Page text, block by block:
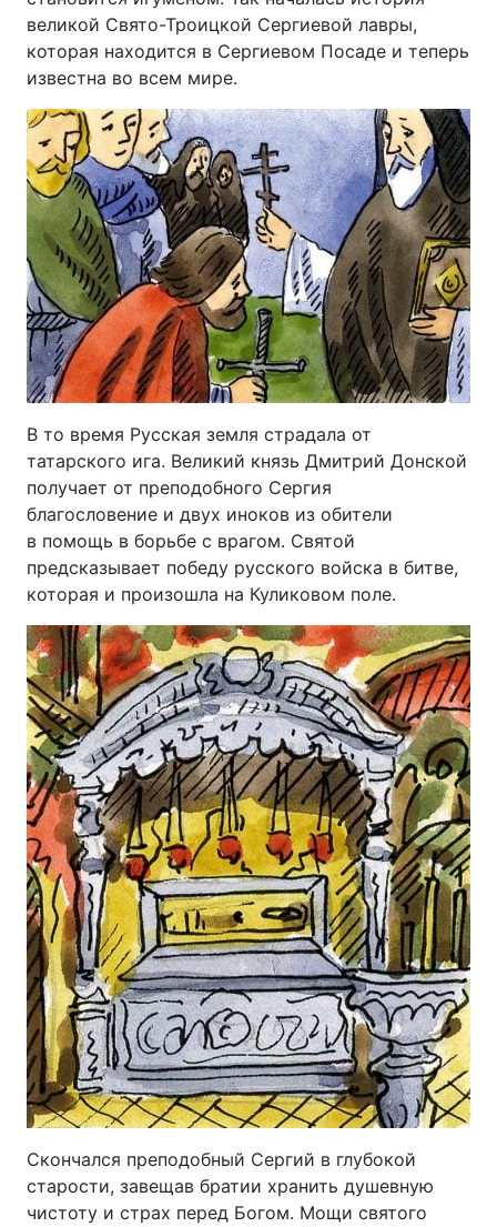
великой Свято-Троицкой Сергиевой лавры,
которая находится в Сергиевом Посаде и теперь
известна во всем мире.
В то время Русская земля страдала от
татарского ига. Великий князь Дмитрий Донской
получает от преподобного Сергия
благословение и двух иноков из обители
в помощь в борьбе с врагом. Святой
предсказывает победу русского войска в битве,
которая и произошла на Куликовом поле.
Скончался преподобный Сергий в глубокой
старости, завещав братии хранить душевную
чистоту и страх перед Богом. Мощи святого